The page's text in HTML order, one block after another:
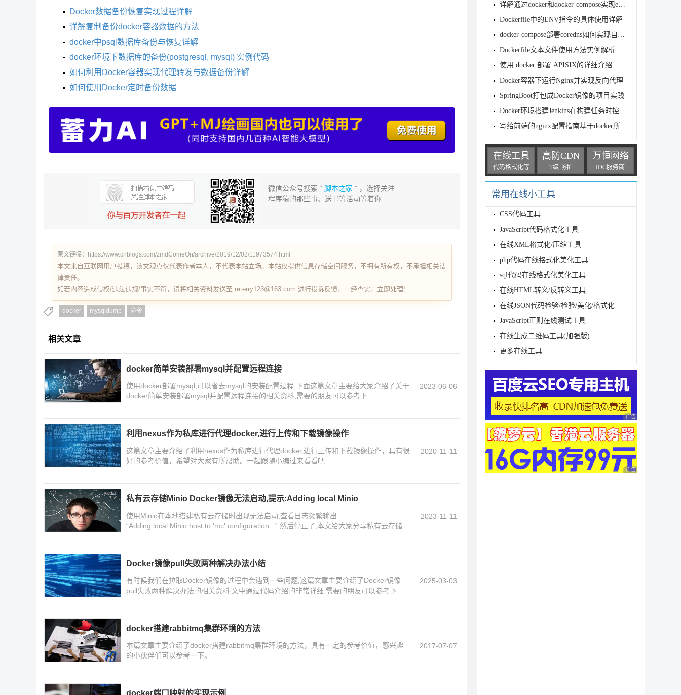
Docker数据备份恢复实现过程详解
详解复制备份docker容器数据的方法
docker中psql数据库备份与恢复详解
docker环境下数据库的备份(postgresql, mysql) 实例代码
如何利用Docker容器实现代理转发与数据备份详解
如何使用Docker定时备份数据
微信公众号搜索 “ 脚本之家 ” ，选择关注
程序猿的那些事、送书等活动等着你
原文链接：https://www.cnblogs.com/zmdComeOn/archive/2019/12/02/11973574.html
本文来自互联网用户投稿，该文观点仅代表作者本人，不代表本站立场。本站仅提供信息存储空间服务，不拥有所有权，不承担相关法
律责任。
如若内容造成侵权/违法违规/事实不符，请将相关资料发送至 reterry123@163.com 进行投诉反馈，一经查实，立即处理！
docker mysqldump 命令
相关文章
docker简单安装部署mysql并配置远程连接
使用docker部署mysql,可以省去mysql的安装配置过程,下面这篇文章主要给大家介绍了关于
docker简单安装部署mysql并配置远程连接的相关资料,需要的朋友可以参考下
2023-06-06
利用nexus作为私库进行代理docker,进行上传和下载镜像操作
这篇文章主要介绍了利用nexus作为私库进行代理docker,进行上传和下载镜像操作，具有很
好的参考价值，希望对大家有所帮助。一起跟随小编过来看看吧
2020-11-11
私有云存储Minio Docker镜像无法启动,提示:Adding local Minio
使用Minio在本地搭建私有云存储时出现无法启动,查看日志频繁输出
“Adding local Minio host to 'mc' configuration...”,然后停止了,本文给大家分享私有云存储
2023-11-11
Docker镜像pull失败两种解决办法小结
有时候我们在拉取Docker镜像的过程中会遇到一些问题,这篇文章主要介绍了Docker镜像
pull失败两种解决办法的相关资料,文中通过代码介绍的非常详细,需要的朋友可以参考下
2025-03-03
docker搭建rabbitmq集群环境的方法
本篇文章主要介绍了docker搭建rabbitmq集群环境的方法，具有一定的参考价值，感兴趣
的小伙伴们可以参考一下。
2017-07-07
详解通过docker和docker-compose实现eureka高可用
Dockerfile中的ENV指令的具体使用详解
docker-compose部署coredns如何实现自建DNS服务
Dockerfile文本文件使用方法实例解析
使用 docker 部署 APISIX的详细介绍
Docker容器下运行Nginx并实现反向代理
SpringBoot打包成Docker镜像的项目实践
Docker环境搭建Jenkins在构建任务时控制台日志出现中文乱码的问题
写给前端的nginx配置指南基于docker所有配置秒级运行(最新讲解)
在线工具
代码格式化等
高防CDN
T级 防护
万恒网络
IDC服务商
常用在线小工具
CSS代码工具
JavaScript代码格式化工具
在线XML格式化/压缩工具
php代码在线格式化美化工具
sql代码在线格式化美化工具
在线HTML转义/反转义工具
在线JSON代码检验/检验/美化/格式化
JavaScript正则在线测试工具
在线生成二维码工具(加强版)
更多在线工具
广告 商业广告，理性
广告 商业广告，理性